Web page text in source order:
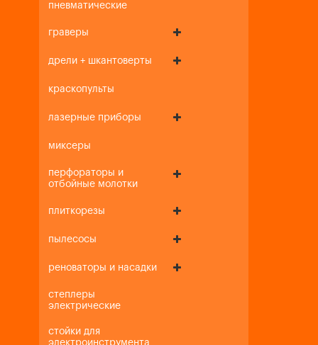
пневматические
граверы
дрели + шкантоверты
краскопульты
лазерные приборы
миксеры
перфораторы и
отбойные молотки
плиткорезы
пылесосы
реноваторы и насадки
степлеры
электрические
стойки для
электроинструмента